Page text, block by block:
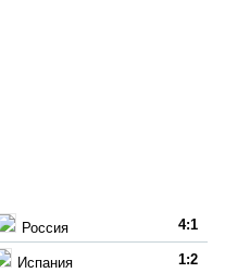
Россия 4:1
Испания 1:2